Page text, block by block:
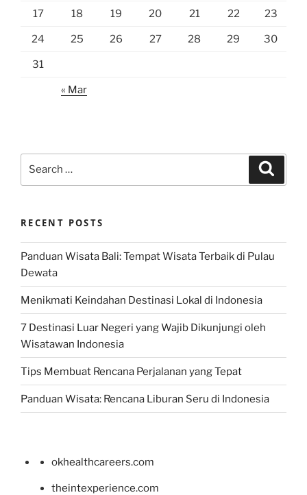
17 18 19 20 21 22 23
24 25 26 27 28 29 30
31
« Mar
RECENT POSTS
Panduan Wisata Bali: Tempat Wisata Terbaik di Pulau
Dewata
Menikmati Keindahan Destinasi Lokal di Indonesia
7 Destinasi Luar Negeri yang Wajib Dikunjungi oleh
Wisatawan Indonesia
Tips Membuat Rencana Perjalanan yang Tepat
Panduan Wisata: Rencana Liburan Seru di Indonesia
okhealthcareers.com
theintexperience.com